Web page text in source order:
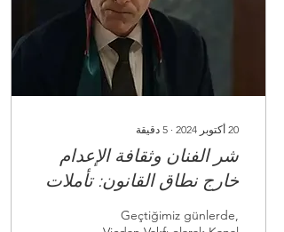
20 أكتوبر 2024 ∙
5 دقيقة
شر الفنان وثقافة الإعدام
خارج نطاق القانون: تأملات
في المشهد
Geçtiğimiz günlerde,